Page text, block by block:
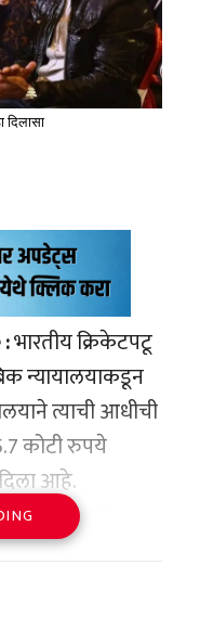
दिलासा
भारतीय क्रिकेटपटू
न्यायालयाकडून
त्याची आधीची
कोटी रुपये
आहे.
धमक्या,
वसुलीच्या